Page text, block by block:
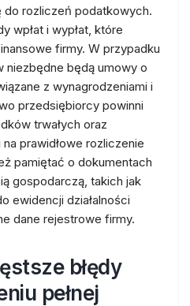
rozliczeń podatkowych.
wpłat i wypłat, które
firmy. W przypadku
niezbędne będą umowy o
z wynagrodzeniami i
przedsiębiorcy powinni
trwałych oraz
prawidłowe rozliczenie
pamiętać o dokumentach
gospodarczą, takich jak
ewidencji działalności
dane rejestrowe firmy.
błędy
pełnej